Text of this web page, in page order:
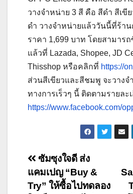
วางจำหน่าย 3 สี คือ สีดำ สีเขี
ดำ วางจำหน่ายแล้ววันนี้ที่ร้า
ราคา 1,699 บาท โดยสามารถ
แล้วที่ Lazada, Shopee, JD
Thisshop หรือคลิกที่ https://
ส่วนสีเขียวและสีชมพู จะวางจ
ทางการเร็วๆ นี้ ติดตามรายละ
https://www.facebook.com/
Post
navigation
ซัมซุงใจดี ส่ง
แคมเปญ “Buy &
Try” ให้ซื้อไปทดลอง